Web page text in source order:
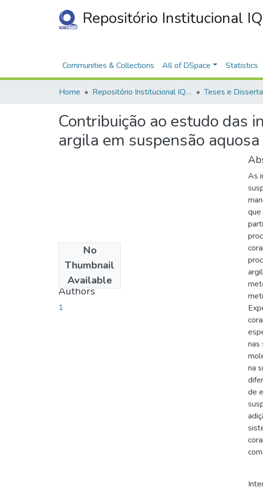
Repositório Institucional
Communities & Collections All of DSpace Statistics
Home Repositório Institucional IQSC
Contribuição ao estudo das
argila em suspensão aquosa
No
Thumbnail
Available
2014-12-01
Authors
1
As
que
nas
na
de